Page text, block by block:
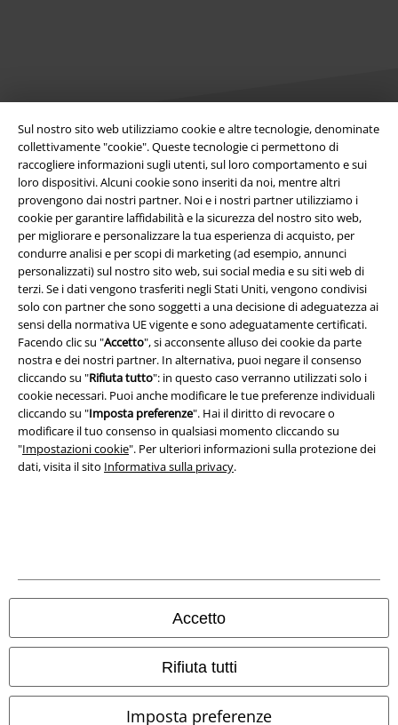
Sul nostro sito web utilizziamo cookie e altre tecnologie, denominate
collettivamente "cookie". Queste tecnologie ci permettono di
raccogliere informazioni sugli utenti, sul loro comportamento e sui
loro dispositivi. Alcuni cookie sono inseriti da noi, mentre altri
provengono dai nostri partner. Noi e i nostri partner utilizziamo i
cookie per garantire laffidabilità e la sicurezza del nostro sito web,
per migliorare e personalizzare la tua esperienza di acquisto, per
condurre analisi e per scopi di marketing (ad esempio, annunci
personalizzati) sul nostro sito web, sui social media e su siti web di
terzi. Se i dati vengono trasferiti negli Stati Uniti, vengono condivisi
solo con partner che sono soggetti a una decisione di adeguatezza ai
sensi della normativa UE vigente e sono adeguatamente certificati.
Facendo clic su "Accetto", si acconsente alluso dei cookie da parte
nostra e dei nostri partner. In alternativa, puoi negare il consenso
cliccando su "Rifiuta tutto": in questo caso verranno utilizzati solo i
cookie necessari. Puoi anche modificare le tue preferenze individuali
cliccando su "Imposta preferenze". Hai il diritto di revocare o
modificare il tuo consenso in qualsiasi momento cliccando su
"Impostazioni cookie". Per ulteriori informazioni sulla protezione dei
dati, visita il sito Informativa sulla privacy.
Accetto
Rifiuta tutti
Imposta preferenze
Info legali
Termini & Condizioni
Redazione
Legge sulla Privacy
Smaltimento rifiuti e protezione dell’ambiente
Dichiarazione di Conformità
Informazioni sull'accessibilità
Impostazioni cookie
Gli altri shop EMP nel mondo
EMP International